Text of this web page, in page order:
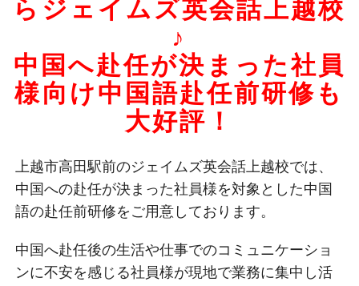
らジェイムズ英会話上越校
♪
中国へ赴任が決まった社員
様向け中国語赴任前研修も
大好評！
上越市高田駅前のジェイムズ英会話上越校では、
中国への赴任が決まった社員様を対象とした中国
語の赴任前研修をご用意しております。
中国へ赴任後の生活や仕事でのコミュニケーショ
ンに不安を感じる社員様が現地で業務に集中し活